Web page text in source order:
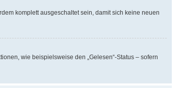
komplett ausgeschaltet sein, damit sich keine neuen
wie beispielsweise den „Gelesen“-Status – sofern